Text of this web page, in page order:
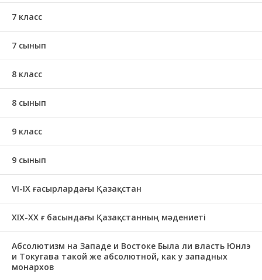
7 класс
7 сынып
8 класс
8 сынып
9 класс
9 сынып
VI-IX ғасырлардағы Қазақстан
XIХ-XX ғ басындағы Қазақстанның мәдениеті
Абсолютизм на Западе и Востоке Была ли власть Юнлэ
и Токугава такой же абсолютной, как у западных
монархов